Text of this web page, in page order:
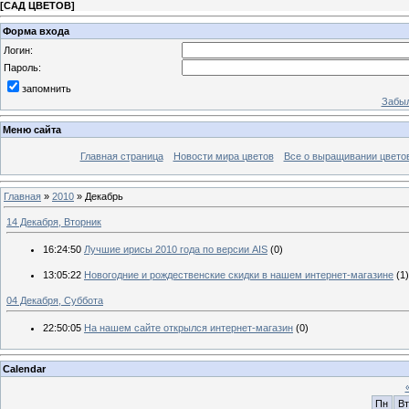
[САД ЦВЕТОВ]
Форма входа
Логин:
Пароль:
запомнить
Меню сайта
Главная страница Новости мира цветов Все о выращивании
Главная » 2010 » Декабрь
14 Декабря, Вторник
16:24:50 Лучшие ирисы 2010 года по версии AIS (0)
13:05:22 Новогодние и рождественские скидки в нашем интернет-магазине (1)
04 Декабря, Суббота
22:50:05 На нашем сайте открылся интернет-магазин (0)
Calendar
Пн
Вт